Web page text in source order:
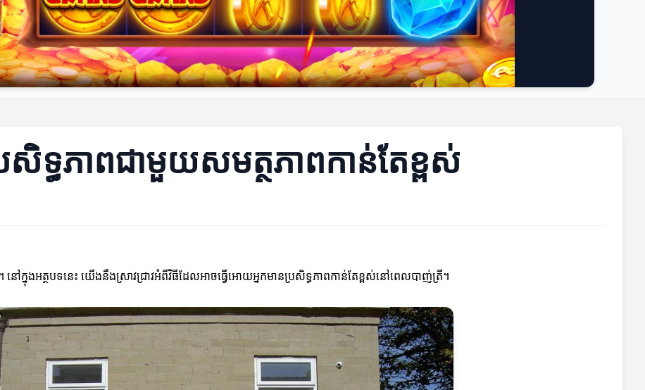
ទ្ធភាពជាមួយសមត្ថភាពកាន់តែខ្ពស់
ក្នុងអត្ថបទនេះ យើងនឹងស្រាវជ្រាវអំពីវិធីដែលអាចធ្វើអោយអ្នកមានប្រសិទ្ធភាពកាន់តែខ្ពស់នៅពេលបាញ់ត្រី។